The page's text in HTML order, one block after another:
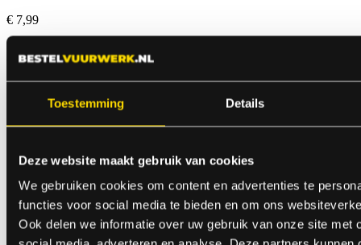
Toestemming Details
Deze website maakt gebruik van cookies
We gebruiken cookies om content en advertenties te
functies voor social media te bieden en om ons
Ook delen we informatie over uw gebruik van onze site met
€ 7,99
Anderen bekeken ook